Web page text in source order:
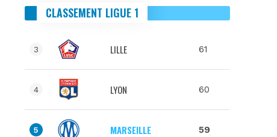
CLASSEMENT LIGUE 1
3 LILLE 61
4 LYON 60
5 MARSEILLE 59